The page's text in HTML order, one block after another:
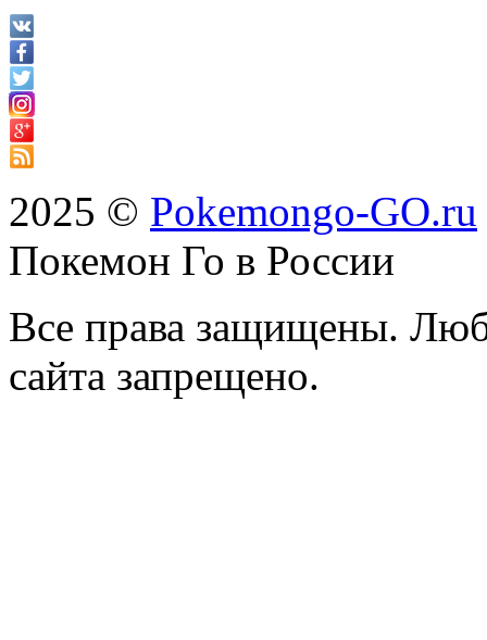
2025 © Pokemongo-GO.ru
Покемон Го в России
Все права защищены.
сайта запрещено.